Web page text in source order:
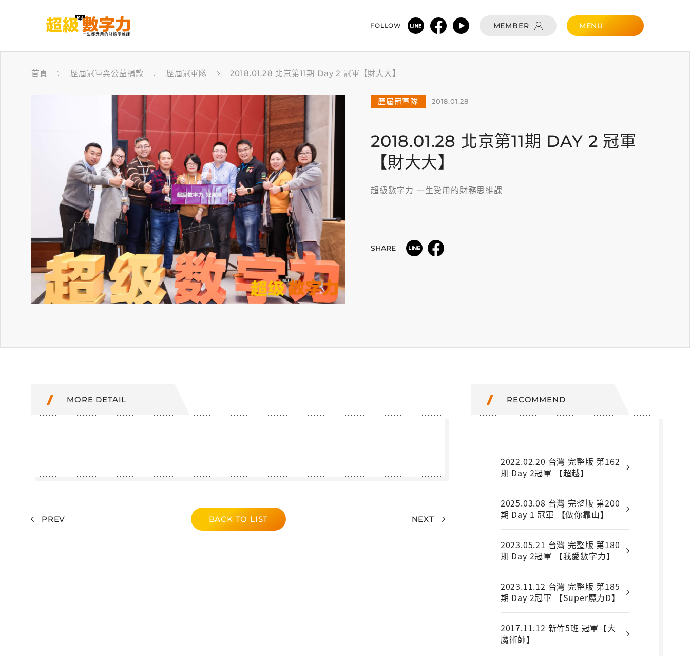
FOLLOW MEMBER MENU
首頁 歷屆冠軍與公益捐款 歷屆冠軍隊 2018.01.28 北京第11期 Day 2 冠軍【財大大】
歷屆冠軍隊 2018.01.28
2018.01.28 北京第11期 DAY 2 冠軍
【財大大】
超級數字力 一生受用的財務思維課
SHARE
MORE DETAIL
PREV BACK TO LIST NEXT
RECOMMEND
2022.02.20 台灣 完整版 第162
期 Day 2冠軍 【超越】
2025.03.08 台灣 完整版 第200
期 Day 1 冠軍 【做你靠山】
2023.05.21 台灣 完整版 第180
期 Day 2冠軍 【我愛數字力】
2023.11.12 台灣 完整版 第185
期 Day 2冠軍 【Super魔力D】
2017.11.12 新竹5班 冠軍【大
魔術師】